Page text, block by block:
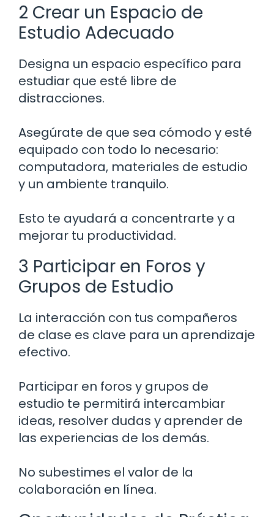
2 Crear un Espacio de
Estudio Adecuado
Designa un espacio específico para
estudiar que esté libre de
distracciones.
Asegúrate de que sea cómodo y esté
equipado con todo lo necesario:
computadora, materiales de estudio
y un ambiente tranquilo.
Esto te ayudará a concentrarte y a
mejorar tu productividad.
3 Participar en Foros y
Grupos de Estudio
La interacción con tus compañeros
de clase es clave para un aprendizaje
efectivo.
Participar en foros y grupos de
estudio te permitirá intercambiar
ideas, resolver dudas y aprender de
las experiencias de los demás.
No subestimes el valor de la
colaboración en línea.